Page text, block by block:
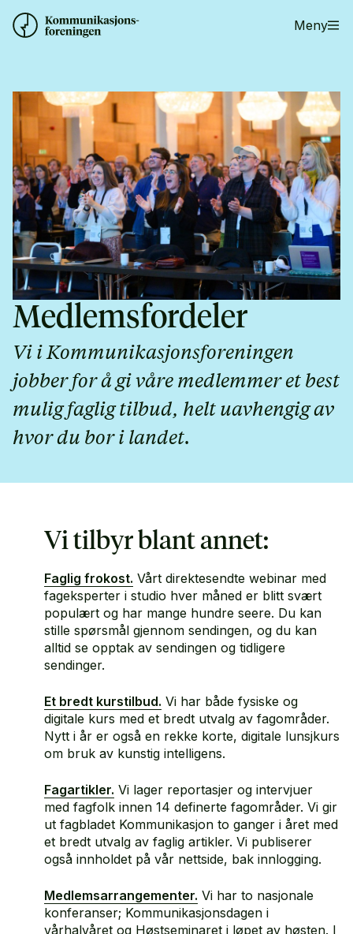
Meny
Medlemsfordeler
Vi i Kommunikasjonsforeningen
jobber for å gi våre medlemmer et best
mulig faglig tilbud, helt uavhengig av
hvor du bor i landet.
Vi tilbyr blant annet:
Faglig frokost. Vårt direktesendte webinar med
fageksperter i studio hver måned er blitt svært
populært og har mange hundre seere. Du kan
stille spørsmål gjennom sendingen, og du kan
alltid se opptak av sendingen og tidligere
sendinger.
Et bredt kurstilbud. Vi har både fysiske og
digitale kurs med et bredt utvalg av fagområder.
Nytt i år er også en rekke korte, digitale lunsjkurs
om bruk av kunstig intelligens.
Fagartikler. Vi lager reportasjer og intervjuer
med fagfolk innen 14 definerte fagområder. Vi gir
ut fagbladet Kommunikasjon to ganger i året med
et bredt utvalg av faglig artikler. Vi publiserer
også innholdet på vår nettside, bak innlogging.
Medlemsarrangementer. Vi har to nasjonale
konferanser; Kommunikasjonsdagen i
vårhalvåret og Høstseminaret i løpet av høsten. I